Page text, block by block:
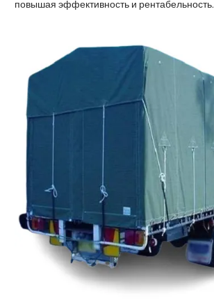
повышая эффективность и рентабельность.